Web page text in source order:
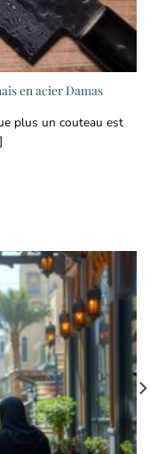
en acier Damas
plus un couteau est